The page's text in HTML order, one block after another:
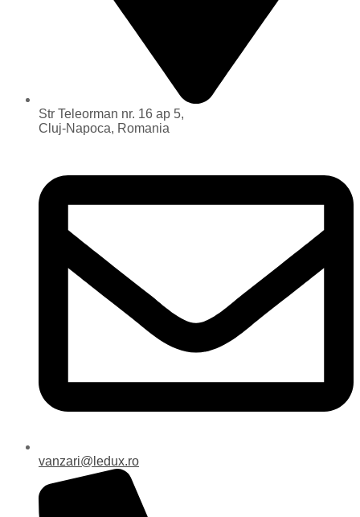
Str Teleorman nr. 16 ap 5,
Cluj-Napoca, Romania
vanzari@ledux.ro